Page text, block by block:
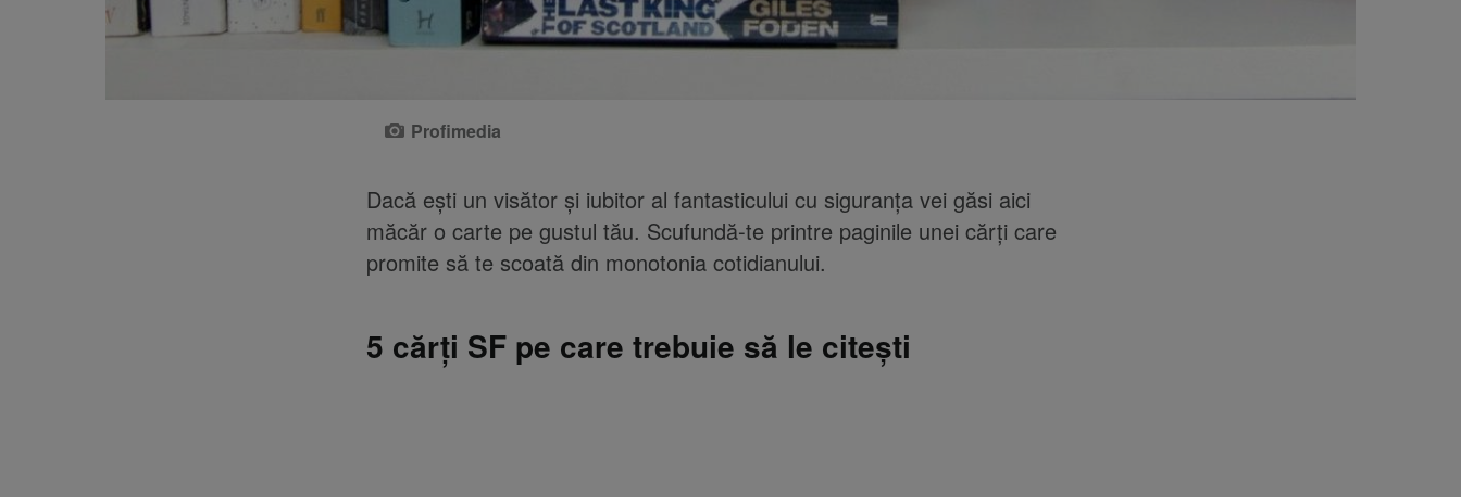
Profimedia
Dacă ești un visător și iubitor al fantasticului cu siguranța vei găsi aici
măcăr o carte pe gustul tău. Scufundă-te printre paginile unei cărți care
promite să te scoată din monotonia cotidianului.
5 cărți SF pe care trebuie să le citești